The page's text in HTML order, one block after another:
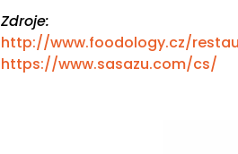
Zdroje:
http://www.foodology.cz/
https://www.sasazu.com/cs/